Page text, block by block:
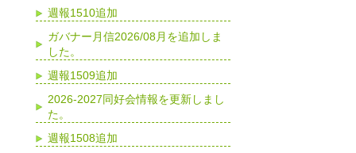
週報1510追加
ガバナー月信2026/08月を追加しま
した。
週報1509追加
2026-2027同好会情報を更新しまし
た。
週報1508追加